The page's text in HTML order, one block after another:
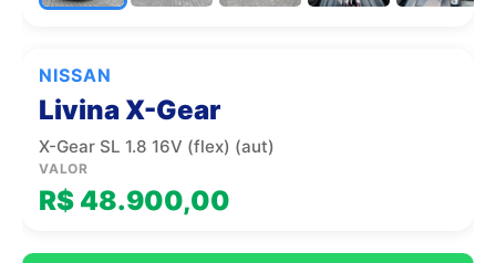
NISSAN
Livina X-Gear
X-Gear SL 1.8 16V (flex) (aut)
VALOR
R$ 48.900,00